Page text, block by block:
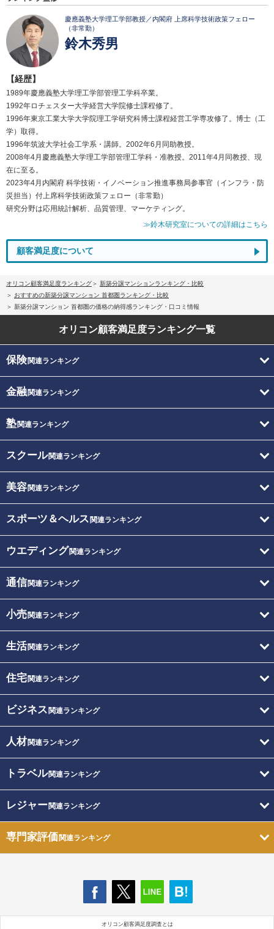
慶應義塾大学理工学部教授／内閣府 上席科学技術政策フェロー
（非常勤）
鈴木秀男
【経歴】
1989年慶應義塾大学理工学部管理工学科卒業。
1992年ロチェスター大学経営大学院修士課程修了。
1996年東京工業大学大学院理工学研究科博士課程経営工学専攻修了。博士（工
学）取得。
1996年筑波大学社会工学系・講師。2002年6月同助教授。
2008年4月慶應義塾大学理工学部管理工学科・准教授。2011年4月同教授、現
在に至る。
2023年4月内閣府 科学技術・イノベーション推進事務局参事官（インフラ・防
災担当）付上席科学技術政策フェロー（非常勤）
研究分野は応用統計解析、品質管理、マーケティング。
≫鈴木研究室についての詳細はこちら
顧客満足度について
オリコン顧客満足度ランキング
新築分譲マンションランキング・比較
おすすめの新築分譲マンション 首都圏ランキング・比較
新築分譲マンション 首都圏の価格の納得感ランキング・口コミ情報
オリコン顧客満足度ランキング一覧
保険関連ランキング
金融関連ランキング
塾関連ランキング
スクール関連ランキング
美容関連ランキング
スポーツ＆ヘルス 関連ランキング
ウエディング関連ランキング
通信関連ランキング
小売関連ランキング
生活関連ランキング
住宅関連ランキング
ビジネス 関連ランキング
人材関連ランキング
トラベル関連ランキング
レジャー関連ランキング
専門家評価関連ランキング
オリコン顧客満足度調査とは